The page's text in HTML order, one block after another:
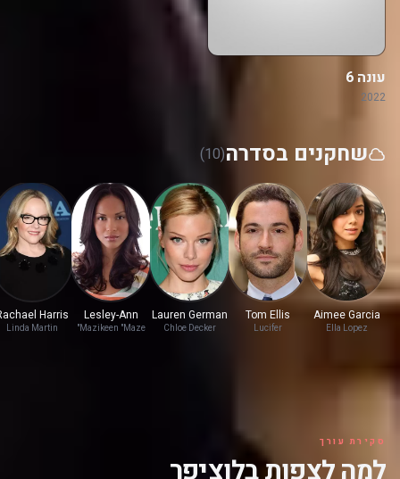
עונה 6
2022
שחקנים בסדרה(10)
Aimee Garcia
Ella Lopez
Tom Ellis
Lucifer
Lauren German
Chloe Decker
Lesley-Ann
Brandt
Mazikeen "Maze"
Harris
Linda Martin
סקירת עורך